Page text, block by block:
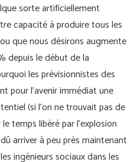
sorte artificiellement
capacité à produire tous les
que nous désirons augmente
depuis le début de la
les prévisionnistes des
pour l’avenir immédiat une
(si l’on ne trouvait pas de
temps libéré par l’explosion
arriver à peu près maintenant
ingénieurs sociaux dans les